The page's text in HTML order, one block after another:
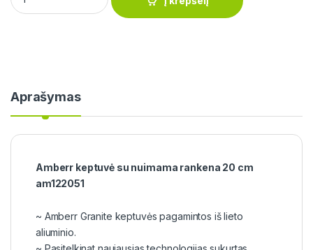
Aprašymas
Amberr keptuvė su nuimama rankena 20 cm
am122051
~ Amberr Granite keptuvės pagamintos iš lieto
aliuminio.